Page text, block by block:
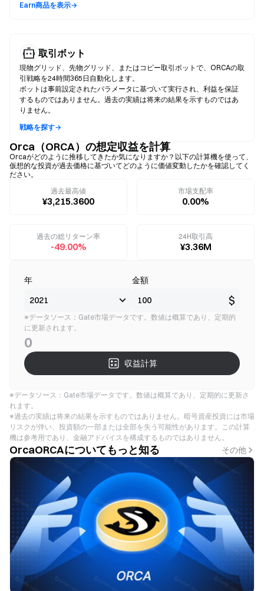
Earn商品を表示→
取引ボット
現物グリッド、先物グリッド、またはコピー取引ボットで、ORCAの取
引戦略を24時間365日自動化します。
ボットは事前設定されたパラメータに基づいて実行され、利益を保証
するものではありません。過去の実績は将来の結果を示すものではあ
りません。
戦略を探す→
Orca（ORCA）の想定収益を計算
Orcaがどのように推移してきたか気になりますか？以下の計算機を使って、
仮想的な投資が過去価格に基づいてどのように価値変動したかを確認してく
ださい。
過去最高値
¥3,215.3600
市場支配率
0.00%
過去の総リターン率
-49.00%
24H取引高
¥3.36M
年 金額
$
※データソース：Gate市場データです。数値は概算であり、定期的
に更新されます。
0
収益計算
※データソース：Gate市場データです。数値は概算であり、定期的に更新さ
れます。
※過去の実績は将来の結果を示すものではありません。暗号資産投資には市場
リスクが伴い、投資額の一部または全部を失う可能性があります。この計算
機は参考用であり、金融アドバイスを構成するものではありません。
OrcaORCAについてもっと知る その他